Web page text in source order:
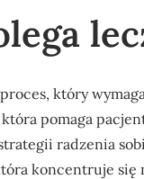
który
pomaga
radzenia
koncentruje